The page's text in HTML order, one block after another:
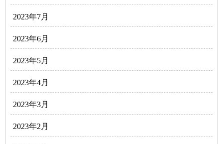
2023年7月
2023年6月
2023年5月
2023年4月
2023年3月
2023年2月